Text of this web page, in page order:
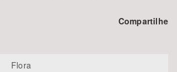
Compartilhe
Flora